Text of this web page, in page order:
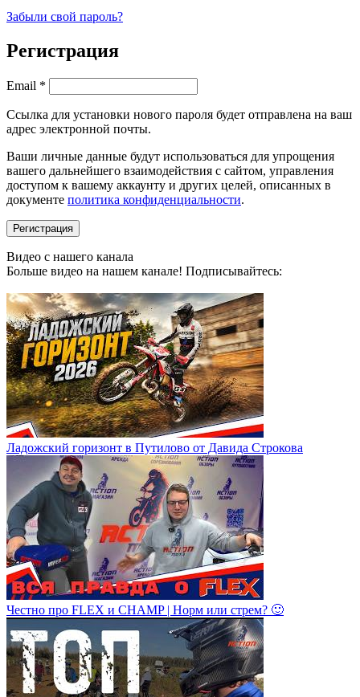
Забыли свой пароль?
Регистрация
Email *
Ссылка для установки нового пароля будет отправлена ​​на ваш
адрес электронной почты.
Ваши личные данные будут использоваться для упрощения
вашего дальнейшего взаимодействия с сайтом, управления
доступом к вашему аккаунту и других целей, описанных в
документе политика конфиденциальности.
Регистрация
Видео с нашего канала
Больше видео на нашем канале! Подписывайтесь:
Ладожский горизонт в Путилово от Давида Строкова
Честно про FLEX и CHAMP | Норм или стрем? 🙂